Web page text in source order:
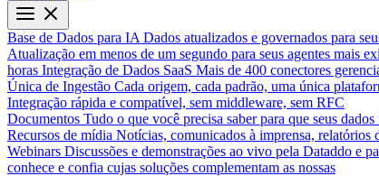
Base de Dados para IA Dados atualizados e governados para
Atualização em menos de um segundo para seus agentes mais
horas Integração de Dados SaaS Mais de 400 conectores
Única de Ingestão Cada origem, cada padrão, uma única
Integração rápida e compatível, sem middleware, sem RFC
Documentos Tudo o que você precisa saber para que seus
Recursos de mídia Notícias, comunicados à imprensa, relatórios
Webinars Discussões e demonstrações ao vivo pela Dataddo e
conhece e confia cujas soluções complementam as nossas